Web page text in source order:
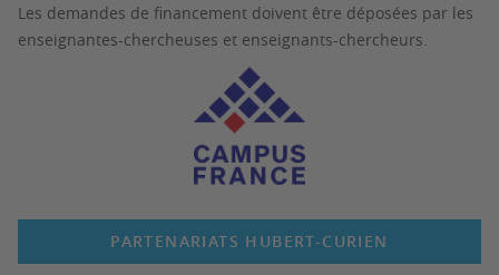
Les demandes de financement doivent être déposées par les
enseignantes-chercheuses et enseignants-chercheurs.
PARTENARIATS HUBERT-CURIEN